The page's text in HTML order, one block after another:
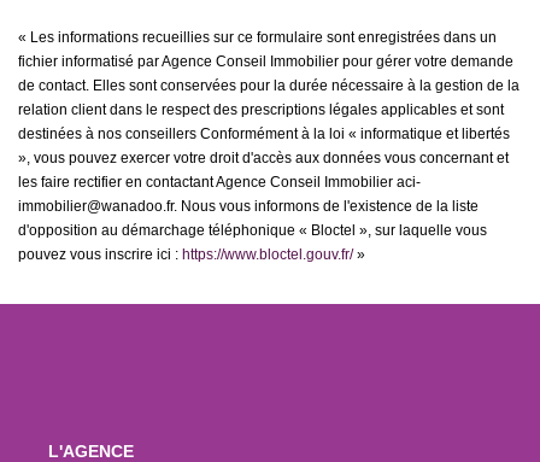
« Les informations recueillies sur ce formulaire sont enregistrées dans un
fichier informatisé par Agence Conseil Immobilier pour gérer votre demande
de contact. Elles sont conservées pour la durée nécessaire à la gestion de la
relation client dans le respect des prescriptions légales applicables et sont
destinées à nos conseillers Conformément à la loi « informatique et libertés
», vous pouvez exercer votre droit d'accès aux données vous concernant et
les faire rectifier en contactant Agence Conseil Immobilier aci-
immobilier@wanadoo.fr. Nous vous informons de l'existence de la liste
d'opposition au démarchage téléphonique « Bloctel », sur laquelle vous
pouvez vous inscrire ici : https://www.bloctel.gouv.fr/»
L'AGENCE